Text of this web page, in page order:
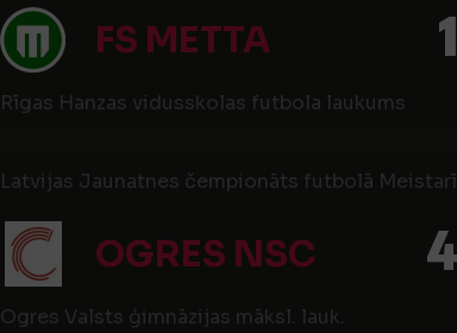
FS METTA 1
Rīgas Hanzas vidusskolas futbola laukums
Latvijas Jaunatnes čempionāts futbolā
OGRES NSC 4
Ogres Valsts ģimnāzijas māksl. lauk.